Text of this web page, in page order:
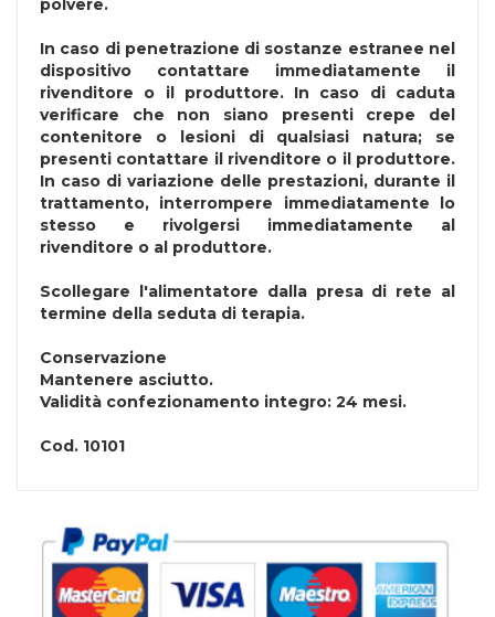
polvere.
In caso di penetrazione di sostanze estranee nel
dispositivo contattare immediatamente il
rivenditore o il produttore. In caso di caduta
verificare che non siano presenti crepe del
contenitore o lesioni di qualsiasi natura; se
presenti contattare il rivenditore o il produttore.
In caso di variazione delle prestazioni, durante il
trattamento, interrompere immediatamente lo
stesso e rivolgersi immediatamente al
rivenditore o al produttore.
Scollegare l'alimentatore dalla presa di rete al
termine della seduta di terapia.
Conservazione
Mantenere asciutto.
Validità confezionamento integro: 24 mesi.
Cod. 10101